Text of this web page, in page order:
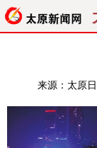
经济
纵横
来源： 太原